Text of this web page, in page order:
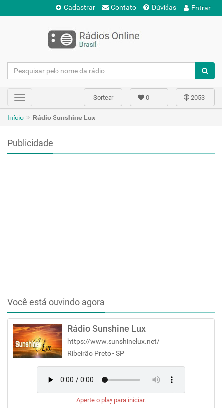
Cadastrar Contato Dúvidas Entrar
Toggle
navigation
2053
0
Sortear
Início Rádio Sunshine Lux
Publicidade
Você está ouvindo agora
Rádio Sunshine Lux
https://www.sunshinelux.net/
Ribeirão Preto - SP
Aperte o play para iniciar.